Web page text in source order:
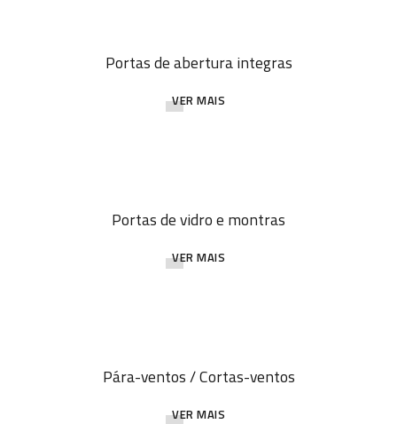
Portas de abertura integras
VER MAIS
Portas de vidro e montras
VER MAIS
Pára-ventos / Cortas-ventos
VER MAIS